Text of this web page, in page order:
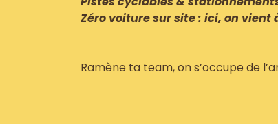
Zéro voiture sur site : ici, on vient
Ramène ta team, on s’occupe de